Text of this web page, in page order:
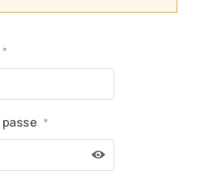
*
*